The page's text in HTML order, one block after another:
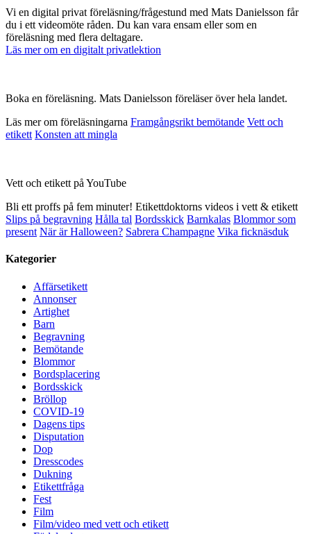
Vi en digital privat föreläsning/frågestund med Mats Danielsson får
du i ett videomöte råden. Du kan vara ensam eller som en
föreläsning med flera deltagare.
Läs mer om en digitalt privatlektion
Boka en föreläsning. Mats Danielsson föreläser över hela landet.
Läs mer om föreläsningarna Framgångsrikt bemötande Vett och
etikett Konsten att mingla
Vett och etikett på YouTube
Bli ett proffs på fem minuter! Etikettdoktorns videos i vett & etikett
Slips på begravning Hålla tal Bordsskick Barnkalas Blommor som
present När är Halloween? Sabrera Champagne Vika ficknäsduk
Kategorier
Affärsetikett
Annonser
Artighet
Barn
Begravning
Bemötande
Blommor
Bordsplacering
Bordsskick
Bröllop
COVID-19
Dagens tips
Disputation
Dop
Dresscodes
Dukning
Etikettfråga
Fest
Film
Film/video med vett och etikett